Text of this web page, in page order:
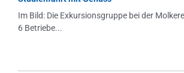
Im Bild: Die Exkursionsgruppe bei der
6 Betriebe...